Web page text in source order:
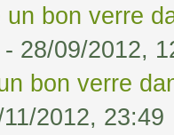
un bon verre
- 28/09/2012,
bon verre
2012, 23:49